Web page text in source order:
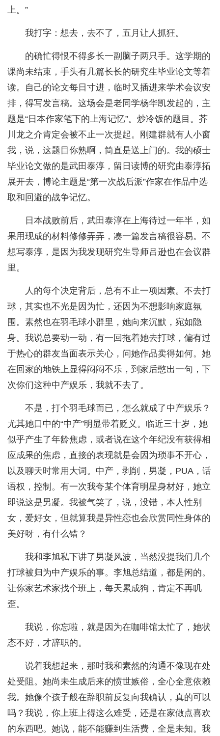
上。”
我打字：想去，去不了，五月让人抓狂。
的确忙得恨不得多长一副脑子两只手。这学期的
课尚未结束，手头有几篇长长的研究生毕业论文等着
读。自己的论文每日寸进，临时又插进来学术会议安
排，得写发言稿。这场会是老同学杨华凯发起的，主
题是“日本作家笔下的上海记忆”。炒冷饭的题目。芥
川龙之介肯定会被不止一次提起。刚建群就有人小窗
我，说，这题目你熟啊，简直是送上门的。我的硕士
毕业论文做的是武田泰淳，留日读博的研究由泰淳拓
展开去，博论主题是“第一次战后派”作家在作品中选
取和回避的战争记忆。
日本战败前后，武田泰淳在上海待过一年半，如
果用现成的材料修修弄弄，凑一篇发言稿很容易。不
想写泰淳，是因为我发现研究生导师吕逊也在会议群
里。
人的每个决定背后，总有不止一项因素。不去打
球，其实也不光是因为忙，还因为不想影响家庭氛
围。素然也在羽毛球小群里，她向来沉默，宛如隐
身。我说总要动一动，有一回拖着她去打球，偏有过
于热心的群友当面表示关心，问她作品卖得如何。她
在回家的地铁上显得闷闷不乐，到家后憋出一句，下
次你们这种中产娱乐，我就不去了。
不是，打个羽毛球而已，怎么就成了中产娱乐？
尤其她口中的“中产”明显带着贬义。临近三十岁，她
似乎产生了年龄焦虑，或者说在这个年纪没有获得相
应成果的焦虑，直接的表现就是会因为琐事不开心，
以及聊天时常用大词。中产，剥削，男凝，PUA，话
语权，控制。有一次我夸某个体育明星身材好，她立
即说这是男凝。我被气笑了，说，没错，本人性别
女，爱好女，但就算我是异性恋也会欣赏同性身体的
美好呀，有什么错？
我和李旭私下讲了男凝风波，当然没提我们几个
打球被归为中产娱乐的事。李旭总结道，都是闲的。
让你家艺术家找个班上，每天累成狗，肯定不再叽
歪。
我说，你忘啦，就是因为在咖啡馆太忙了，她状
态不好，才辞职的。
说着我想起来，那时我和素然的沟通不像现在处
处受阻。她尚未生成后来的愤世嫉俗，全心全意依赖
我。她像个孩子般在辞职前反复向我确认，真的可以
吗？我说，你上班上得这么难受，还是在家做点喜欢
的东西吧。她说，能不能赚到生活费，全是未知。我